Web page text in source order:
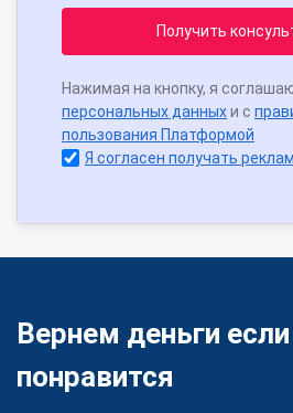
Получить
Нажимая на кнопку, я
персональных данныхи с
пользования Платформой
Я согласен получать
Вернем деньги
понравится